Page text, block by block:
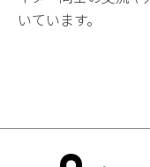
いています。